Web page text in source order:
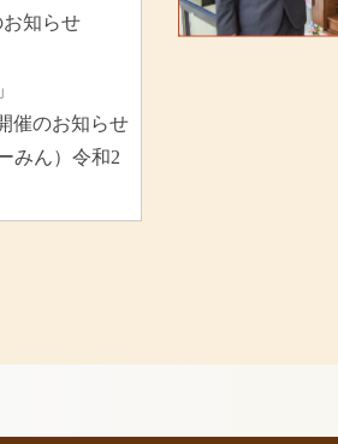
知らせ
催のお知らせ
みん）令和2